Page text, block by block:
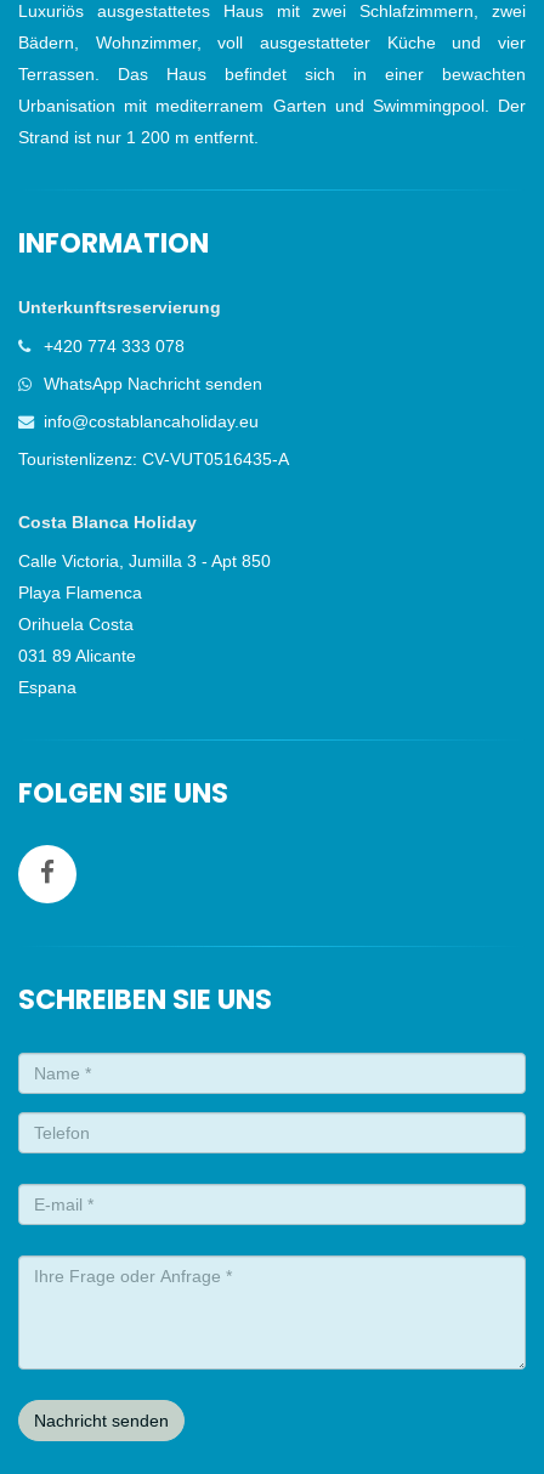
Luxuriös ausgestattetes Haus mit zwei Schlafzimmern, zwei
Bädern, Wohnzimmer, voll ausgestatteter Küche und vier
Terrassen. Das Haus befindet sich in einer bewachten
Urbanisation mit mediterranem Garten und Swimmingpool. Der
Strand ist nur 1 200 m entfernt.
INFORMATION
Unterkunftsreservierung
+420 774 333 078
WhatsApp Nachricht senden
info@costablancaholiday.eu
Touristenlizenz: CV-VUT0516435-A
Costa Blanca Holiday
Calle Victoria, Jumilla 3 - Apt 850
Playa Flamenca
Orihuela Costa
031 89 Alicante
Espana
FOLGEN SIE UNS
SCHREIBEN SIE UNS